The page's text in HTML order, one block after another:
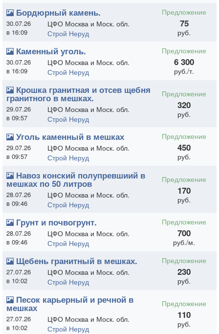
Бордюрный камень. Предложение
75
руб.
30.07.26
в 16:09
ЦФО Москва и Моск. обл.
Строй Неруд
Каменный уголь. Предложение
6 300
руб./т.
30.07.26
в 16:09
ЦФО Москва и Моск. обл.
Строй Неруд
Крошка гранитная и отсев щебня
гранитного в мешках. Предложение
320
руб.
29.07.26
в 09:57
ЦФО Москва и Моск. обл.
Строй Неруд
Уголь каменный в мешках Предложение
450
руб.
29.07.26
в 09:57
ЦФО Москва и Моск. обл.
Строй Неруд
Навоз конский полупревшиий в
мешках по 50 литров Предложение
170
руб.
28.07.26
в 09:46
ЦФО Москва и Моск. обл.
Строй Неруд
Грунт и почвогрунт. Предложение
700
руб./м.
28.07.26
в 09:46
ЦФО Москва и Моск. обл.
Строй Неруд
Щебень гранитный в мешках. Предложение
230
руб.
27.07.26
в 10:02
ЦФО Москва и Моск. обл.
Строй Неруд
Песок карьерный и речной в
мешках Предложение
110
руб.
27.07.26
в 10:02
ЦФО Москва и Моск. обл.
Строй Неруд